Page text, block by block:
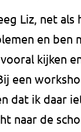
Liz, net als
en ben
kijken
een
dat ik daar
naar de